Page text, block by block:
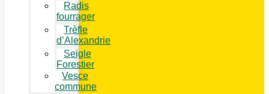
Radis
fourrager
Trèfle
d’Alexandrie
Seigle
Forestier
Vesce
commune